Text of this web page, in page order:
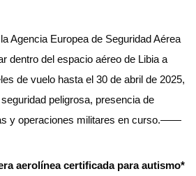
Agencia Europea de Seguridad Aérea
dentro del espacio aéreo de Libia a
de vuelo hasta el 30 de abril de 2025,
peligrosa, presencia de
y operaciones militares en curso.——
aerolínea certificada para autismo*